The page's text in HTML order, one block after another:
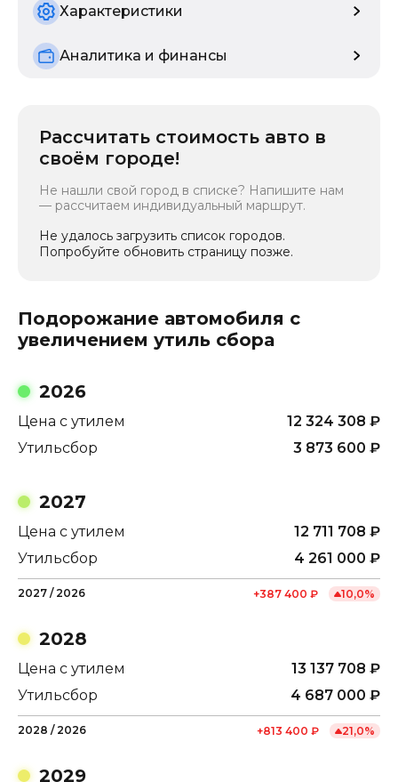
Характеристики
Аналитика и финансы
Рассчитать стоимость авто в
своём городе!
Не нашли свой город в списке? Напишите нам
— рассчитаем индивидуальный маршрут.
Не удалось загрузить список городов.
Попробуйте обновить страницу позже.
Подорожание автомобиля с
увеличением утиль сбора
2026
Цена с утилем 12 324 308 ₽
Утильсбор
3 873 600 ₽
2027
Цена с утилем 12 711 708 ₽
Утильсбор
4 261 000 ₽
2027 / 2026 +387 400 ₽ 10,0%
2028
Цена с утилем 13 137 708 ₽
Утильсбор
4 687 000 ₽
2028 / 2026 +813 400 ₽ 21,0%
2029